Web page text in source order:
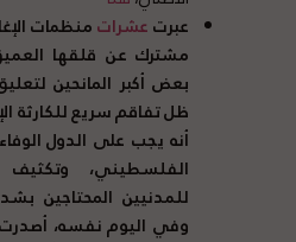
عبرتعشراتمنظمات
مشترك عن قلقها
بعض أكبر المانحين
ظل تفاقم سريع للكارثة
أنه يجب على الدول
الفلسطيني، وتكثيف
للمدنيين المحتاجين
وفي اليوم نفسه،